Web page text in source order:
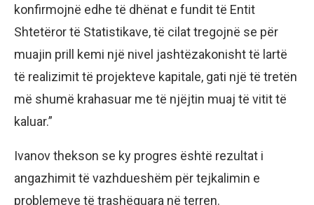
konfirmojnë edhe të dhënat e fundit të Entit
Shtetëror të Statistikave, të cilat tregojnë se për
muajin prill kemi një nivel jashtëzakonisht të lartë
të realizimit të projekteve kapitale, gati një të tretën
më shumë krahasuar me të njëjtin muaj të vitit të
kaluar.”
Ivanov thekson se ky progres është rezultat i
angazhimit të vazhdueshëm për tejkalimin e
problemeve të trashëguara në terren.